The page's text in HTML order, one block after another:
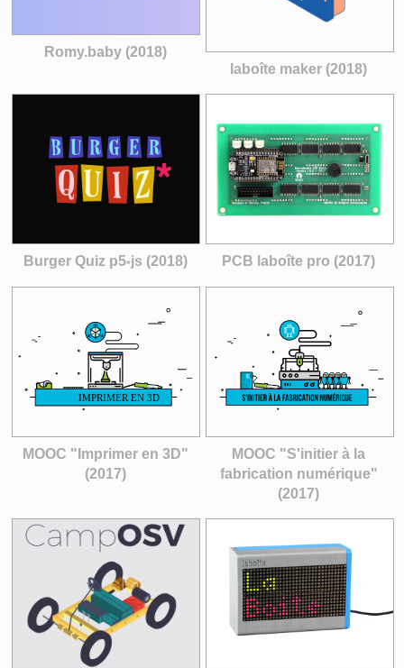
Romy.baby (2018)
laboîte maker (2018)
Burger Quiz p5*js (2018) PCB laboîte pro (2017)
MOOC "Imprimer en 3D"
(2017)
MOOC "S'initier à la
fabrication numérique"
(2017)